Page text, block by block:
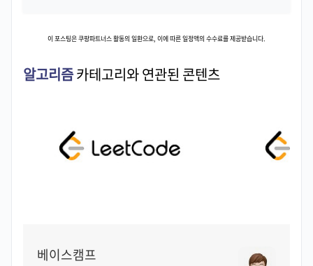
이 포스팅은 쿠팡파트너스 활동의 일환으로, 이에 따른 일정액의 수수료를 제공받습니다.
알고리즘카테고리와 연관된 콘텐츠
베이스캠프